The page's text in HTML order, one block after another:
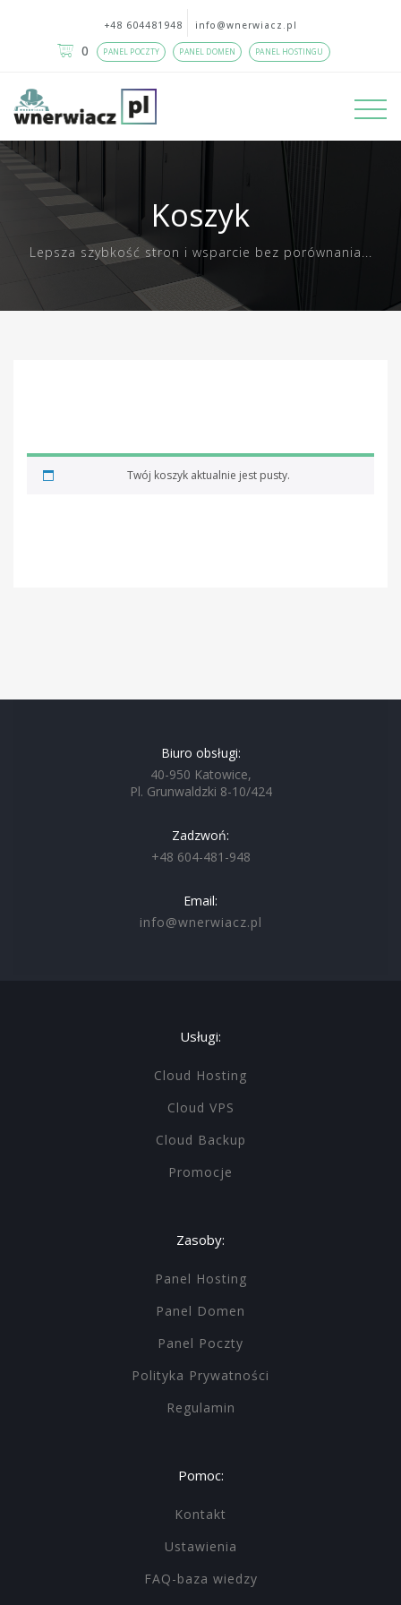
+48 604481948 info@wnerwiacz.pl
0 PANEL POCZTY PANEL DOMEN PANEL HOSTINGU
Koszyk
Lepsza szybkość stron i wsparcie bez porównania...
Twój koszyk aktualnie jest pusty.
Biuro obsługi:
40-950 Katowice,
Pl. Grunwaldzki 8-10/424
Zadzwoń:
+48 604-481-948
Email:
info@wnerwiacz.pl
Usługi:
Cloud Hosting
Cloud VPS
Cloud Backup
Promocje
Zasoby:
Panel Hosting
Panel Domen
Panel Poczty
Polityka Prywatności
Regulamin
Pomoc:
Kontakt
Ustawienia
FAQ-baza wiedzy